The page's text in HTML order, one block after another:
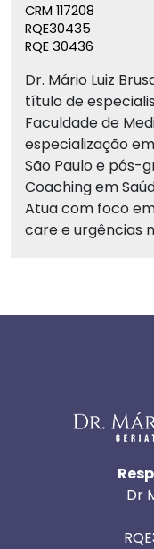
CRM 117208
RQE30435
RQE 30436
Dr. Mário Luiz
título de
Faculdade de
especialização
São Paulo e pós-
Coaching em
Atua com foco
care e urgências
Dr